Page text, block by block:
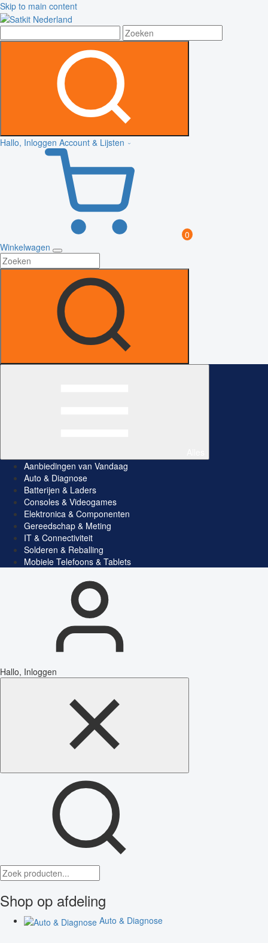
Skip to main content
Hallo, Inloggen Account & Lijsten
0
Winkelwagen
Aanbiedingen van Vandaag
Auto & Diagnose
Batterijen & Laders
Consoles & Videogames
Elektronica & Componenten
Gereedschap & Meting
IT & Connectiviteit
Solderen & Reballing
Mobiele Telefoons & Tablets
Hallo, Inloggen
Shop op afdeling
Auto & Diagnose